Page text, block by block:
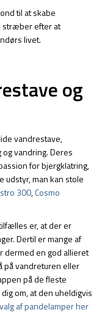
til at skabe
stræber efter at
livet.
og
vandrestave,
vandring. Deres
for bjergklatring,
udstyr, man kan stole
300,Cosmo
er, at der er
Dertil er mange af
dermed en god allieret
på vandreturen eller
på de fleste
om, at den uheldigvis
af pandelamper her